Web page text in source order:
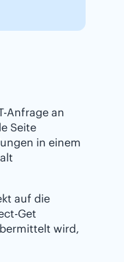
Anfrage an
Seite
in einem
auf die
Get
wird,